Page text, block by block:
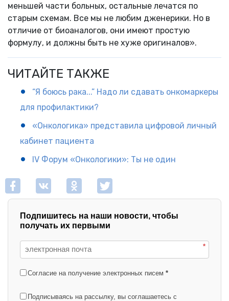
меньшей части больных, остальные лечатся по
старым схемам. Все мы не любим дженерики. Но в
отличие от биоаналогов, они имеют простую
формулу, и должны быть не хуже оригиналов».
ЧИТАЙТЕ ТАКЖЕ
“Я боюсь рака...” Надо ли сдавать онкомаркеры
для профилактики?
«Онкологика» представила цифровой личный
кабинет пациента
IV Форум «Онкологики»: Ты не один
Подпишитесь на наши новости, чтобы
получать их первыми
*
Согласие на получение электронных писем *
Подписываясь на рассылку, вы соглашаетесь с